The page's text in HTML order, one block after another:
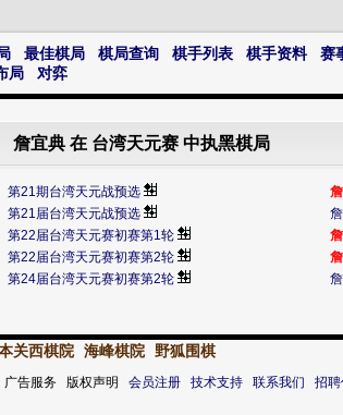
最佳棋局 棋局查询 棋手列表 棋手资料 赛
局 对弈
詹宜典 在 台湾天元赛 中执黑棋局
第21期台湾天元战预选
第21届台湾天元战预选
第22届台湾天元赛初赛第1轮
第22届台湾天元赛初赛第2轮
第24届台湾天元赛初赛第2轮
关西棋院 海峰棋院 野狐围棋
告服务 版权声明 会员注册 技术支持 联系我们 招聘